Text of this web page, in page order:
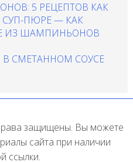
5 РЕЦЕПТОВ КАК
ПЮРЕ — КАК
ИЗ ШАМПИНЬОНОВ
СМЕТАННОМ СОУСЕ
защищены. Вы можете
сайта при наличии
ссылки.